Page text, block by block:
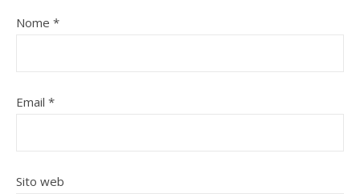
Nome *
Email *
Sito web